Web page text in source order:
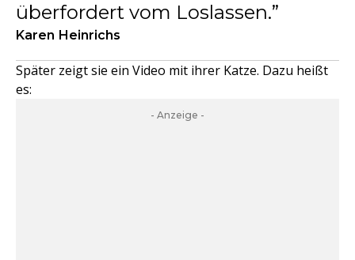
überfordert vom Loslassen.
Karen Heinrichs
Später zeigt sie ein Video mit ihrer Katze. Dazu heißt
es:
- Anzeige -